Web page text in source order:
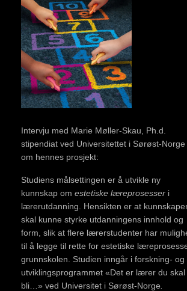
Intervju med Marie Møller-Skau, Ph.d.
stipendiat ved Universitettet i Sørøst-Norge
om hennes prosjekt:
Studiens målsettingen er å utvikle ny
kunnskap om estetiske læreprosesser i
lærerutdanning. Hensikten er at
skal kunne styrke utdanningens innhold og
form, slik at flere lærerstudenter har
til å legge til rette for estetiske
grunnskolen. Studien inngår i forskning- og
utviklingsprogrammet «Det er lærer du skal
bli…» ved Universitet i Sørøst-Norge